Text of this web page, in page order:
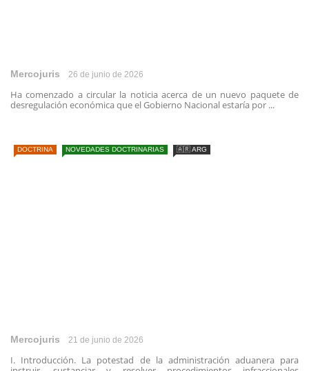
Mercojuris 26 de junio de 2026
Ha comenzado a circular la noticia acerca de un nuevo paquete de
desregulación económica que el Gobierno Nacional estaría por ...
DOCTRINA NOVEDADES DOCTRINARIAS 🇦🇷 ARG
Mercojuris 21 de junio de 2026
I. Introducción. La potestad de la administración aduanera para